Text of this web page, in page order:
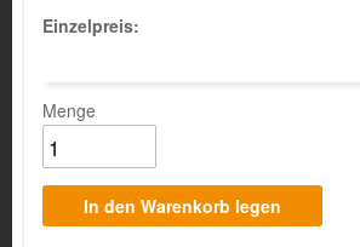
Einzelpreis:
Menge